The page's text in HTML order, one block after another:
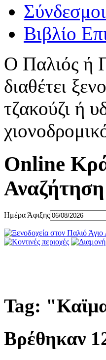
Σύνδεσμοι
Βιβλίο
Ο Παλιός ή
διαθέτει
τζακούζι ή
Online
Ημέρα Άφιξης
Tag: "
Βρέθηκαν